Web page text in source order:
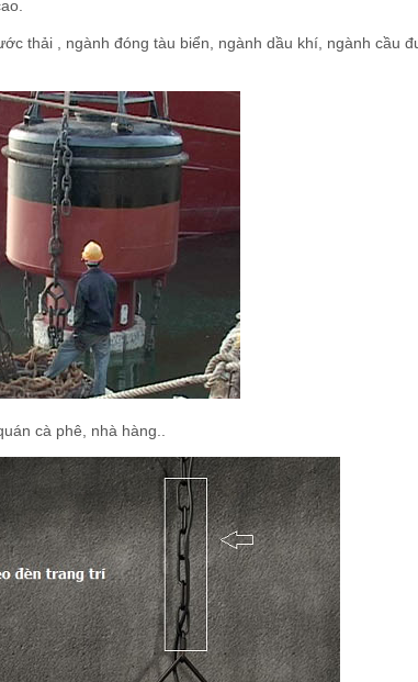
thải , ngành đóng tàu biển, ngành dầu khí, ngành cầu
cà phê, nhà hàng..